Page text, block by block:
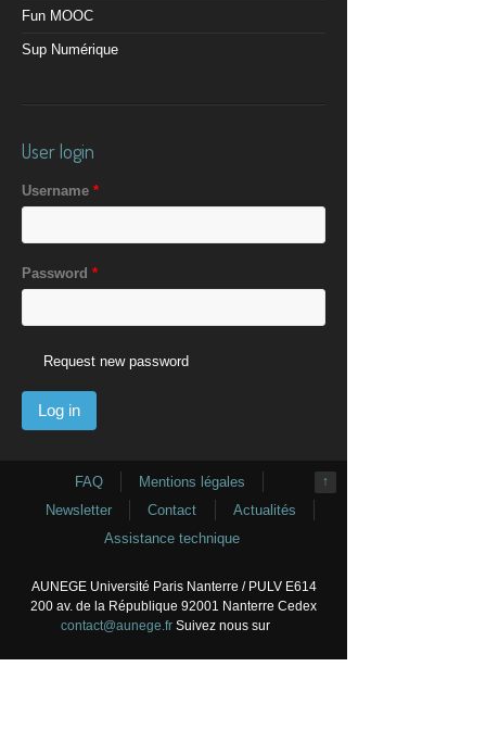
Fun MOOC
Sup Numérique
User login
Username *
Password *
Request new password
↑
FAQ
Mentions légales
Newsletter
Contact
Actualités
Assistance technique
AUNEGE Université Paris Nanterre / PULV E614
200 av. de la République 92001 Nanterre Cedex
contact@aunege.frSuivez nous sur